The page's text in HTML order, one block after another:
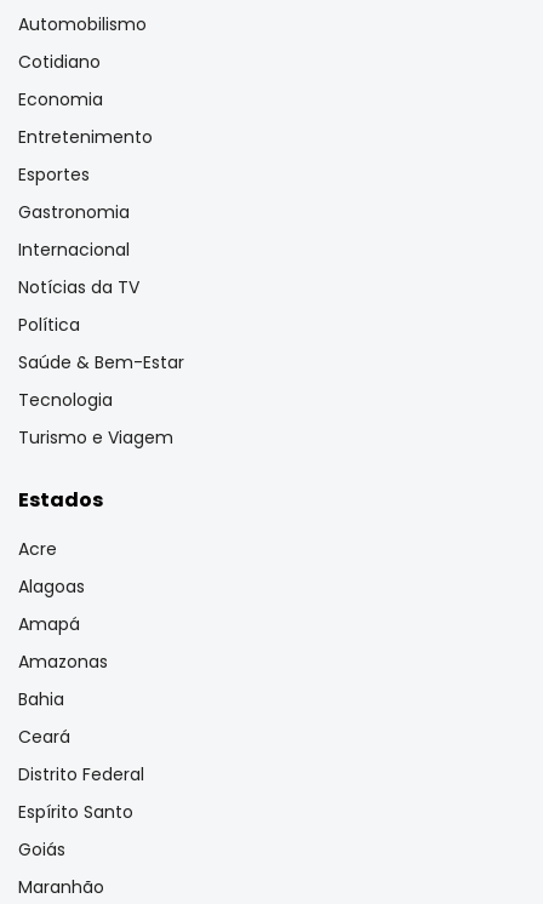
Automobilismo
Cotidiano
Economia
Entretenimento
Esportes
Gastronomia
Internacional
Notícias da TV
Política
Saúde & Bem-Estar
Tecnologia
Turismo e Viagem
Estados
Acre
Alagoas
Amapá
Amazonas
Bahia
Ceará
Distrito Federal
Espírito Santo
Goiás
Maranhão